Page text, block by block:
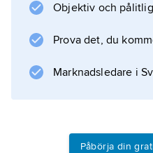
Objektiv och
Prova det, du
Marknadsledare i
Påbörja din